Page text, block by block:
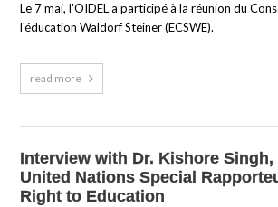
Le 7 mai, l'OIDEL a participé à la réunion du
l'éducation Waldorf Steiner (ECSWE).
read more
Interview with Dr. Kishore Singh,
United Nations Special
Right to Education